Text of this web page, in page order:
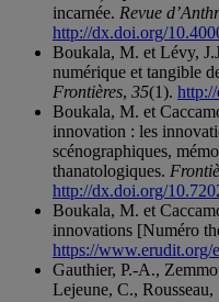
incarnée. Revue
http://dx.doi.org/
Boukala, M. et Lévy,
numérique et tangible
Frontières, 35(1).
Boukala, M. et
innovation : les
scénographiques,
thanatologiques.
http://dx.doi.org/
Boukala, M. et
innovations [Numéro
https://www.erudit.org/
Gauthier, P.-A.,
Lejeune, C.,